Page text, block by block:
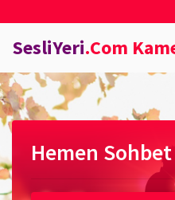
SesliYeri.Com
Hemen